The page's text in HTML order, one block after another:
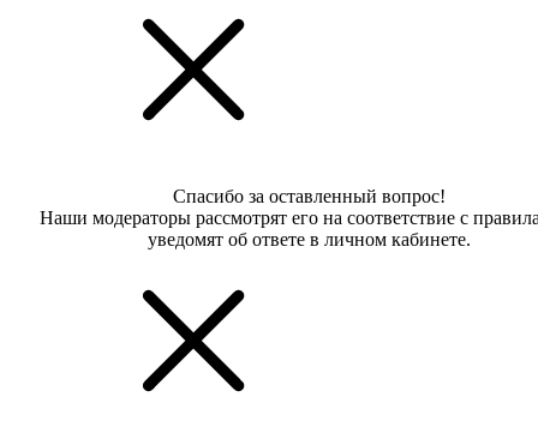
Спасибо за оставленный вопрос!
Наши модераторы рассмотрят его на соответствие с
уведомят об ответе в личном кабинете.